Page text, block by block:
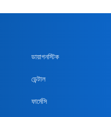
ডায়াগনস্টিক
ডেন্টাল
ফার্মেসি